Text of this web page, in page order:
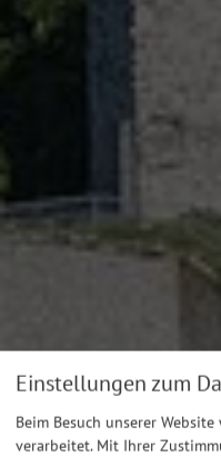
Einstellungen zum
Beim Besuch unserer
verarbeitet. Mit Ihrer